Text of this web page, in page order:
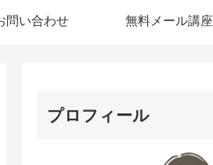
問い合わせ 無料メール講座
プロフィール